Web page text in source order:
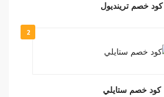
كود خصم ترينديول
2
كود خصم ستايلي